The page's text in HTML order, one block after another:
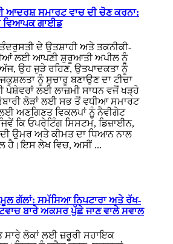
ਆਦਰਸ਼ ਸਮਾਰਟ ਵਾਚ ਦੀ ਚੋਣ ਕਰਨਾ:
ਗਾਈਡ
ਦੇ ਉਤਸ਼ਾਹੀ ਅਤੇ ਤਕਨੀਕੀ-
ਲਈ ਆਪਣੀ ਸ਼ੁਰੂਆਤੀ ਅਪੀਲ ਨੂੰ
ਉਹ ਜੁੜੇ ਰਹਿਣ, ਉਤਪਾਦਕਤਾ ਨੂੰ
ਨੂੰ ਸੁਚਾਰੂ ਬਣਾਉਣ ਦਾ ਟੀਚਾ
ਪੇਸ਼ੇਵਰਾਂ ਲਈ ਲਾਜ਼ਮੀ ਸਾਧਨ ਵਜੋਂ ਖੜ੍ਹੇ
ਲੋੜਾਂ ਲਈ ਸਭ ਤੋਂ ਵਧੀਆ ਸਮਾਰਟ
ਅਣਗਿਣਤ ਵਿਕਲਪਾਂ ਨੂੰ ਨੈਵੀਗੇਟ
ਕਿ ਓਪਰੇਟਿੰਗ ਸਿਸਟਮ, ਡਿਜ਼ਾਈਨ,
ਦੀ ਉਮਰ ਅਤੇ ਕੀਮਤ ਦਾ ਧਿਆਨ ਨਾਲ
ਹੈ।ਇਸ ਲੇਖ ਵਿਚ, ਅਸੀਂ ...
ਗੱਲਾਂ: ਸਮੱਸਿਆ ਨਿਪਟਾਰਾ ਅਤੇ ਰੱਖ-
ਬਾਰੇ ਅਕਸਰ ਪੁੱਛੇ ਜਾਣ ਵਾਲੇ ਸਵਾਲ
ਸਾਰੇ ਲੋਕਾਂ ਲਈ ਜ਼ਰੂਰੀ ਸਹਾਇਕ